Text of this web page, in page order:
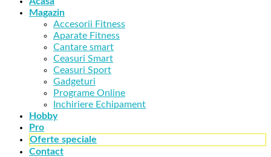
Magazin
Accesorii Fitness
Aparate Fitness
Cantare smart
Ceasuri Smart
Ceasuri Sport
Gadgeturi
Programe Online
Inchiriere Echipament
Hobby
Pro
Oferte speciale
Contact